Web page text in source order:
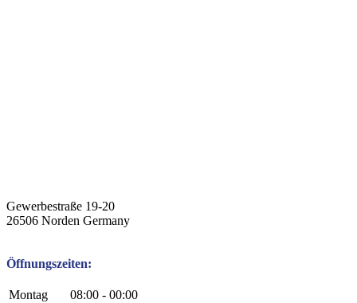
Gewerbestraße 19-20
26506 Norden Germany
Öffnungszeiten:
Montag
08:00 - 00:00